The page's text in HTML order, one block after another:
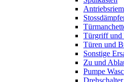
Türgriff und
Türen und
Sonstige
Zu und
Pumpe